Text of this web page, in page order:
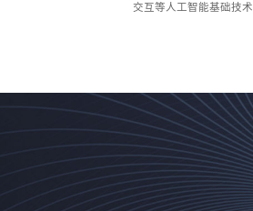
交互等人工智能基础技术